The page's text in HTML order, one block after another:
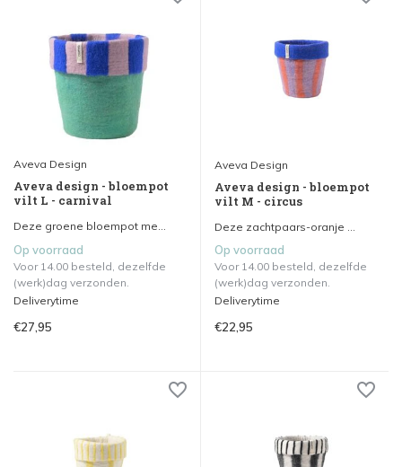
Aveva Design
Aveva design - bloempot
vilt L - carnival
Deze groene bloempot me...
Op voorraad
Voor 14.00 besteld, dezelfde
(werk)dag verzonden.
Deliverytime
€27,95
Aveva Design
Aveva design - bloempot
vilt M - circus
Deze zachtpaars-oranje ...
Op voorraad
Voor 14.00 besteld, dezelfde
(werk)dag verzonden.
Deliverytime
€22,95